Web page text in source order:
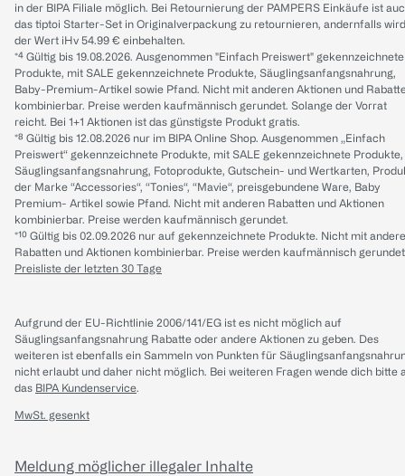
in der BIPA Filiale möglich. Bei Retournierung der PAMPERS Einkäufe ist
das tiptoi Starter-Set in Originalverpackung zu retournieren, andernfalls wird
der Wert iHv 54.99 € einbehalten.
*⁴ Gültig bis 19.08.2026. Ausgenommen "Einfach Preiswert" gekennzeichnete
Produkte, mit SALE gekennzeichnete Produkte, Säuglingsanfangsnahrung,
Baby-Premium-Artikel sowie Pfand. Nicht mit anderen Aktionen und
kombinierbar. Preise werden kaufmännisch gerundet. Solange der Vorrat
reicht. Bei 1+1 Aktionen ist das günstigste Produkt gratis.
*⁸ Gültig bis 12.08.2026 nur im BIPA Online Shop. Ausgenommen „Einfach
Preiswert“ gekennzeichnete Produkte, mit SALE gekennzeichnete Produkte,
Säuglingsanfangsnahrung, Fotoprodukte, Gutschein- und Wertkarten,
der Marke “Accessories“, “Tonies“, “Mavie“, preisgebundene Ware, Baby
Premium- Artikel sowie Pfand. Nicht mit anderen Rabatten und Aktionen
kombinierbar. Preise werden kaufmännisch gerundet.
*¹⁰ Gültig bis 02.09.2026 nur auf gekennzeichnete Produkte. Nicht mit
Rabatten und Aktionen kombinierbar. Preise werden kaufmännisch
Preisliste der letzten 30 Tage
Aufgrund der EU-Richtlinie 2006/141/EG ist es nicht möglich auf
Säuglingsanfangsnahrung Rabatte oder andere Aktionen zu geben. Des
weiteren ist ebenfalls ein Sammeln von Punkten für
nicht erlaubt und daher nicht möglich. Bei weiteren Fragen wende dich bitte
das BIPA Kundenservice.
MwSt. gesenkt
Meldung möglicher illegaler Inhalte